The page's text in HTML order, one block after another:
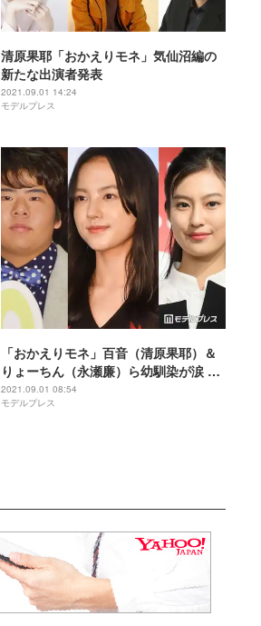
清原果耶「おかえりモネ」気仙沼編の
新たな出演者発表
2021.09.01 14:24
モデルプレス
「おかえりモネ」百音（清原果耶）＆
りょーちん（永瀬廉）ら幼馴染が涙 三
生（前田航基）の言葉に「グッとき
た」「私も泣いた」の声
2021.09.01 08:54
モデルプレス